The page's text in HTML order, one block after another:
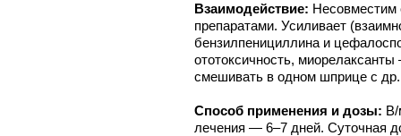
Взаимодействие: Несовместим
препаратами. Усиливает
бензилпенициллина и
ототоксичность,
смешивать в одном шприце с
Способ применения и дозы: В/
лечения — 6–7 дней. Суточная